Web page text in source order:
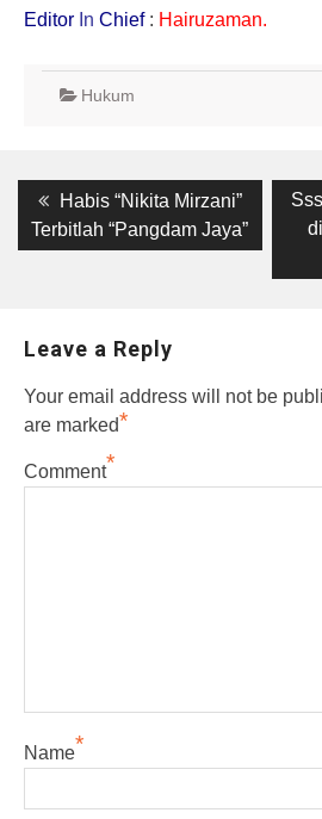
Editor In Chief: Hairuzaman.
Hukum
Post
navigation
Previous
post:
Habis “Nikita Mirzani”
Terbitlah “Pangdam Jaya”
Leave a Reply
Your email address will not be
are marked*
Comment*
Name*